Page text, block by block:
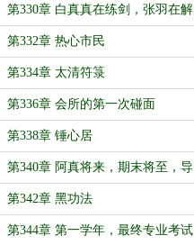
第330章 白真真在练剑，张羽在解
冻
第332章 热心市民
第334章 太清符箓
第336章 会所的第一次碰面
第338章 锤心居
第340章 阿真将来，期末将至，导
师选择
第342章 黑功法
第344章 第一学年，最终专业考试